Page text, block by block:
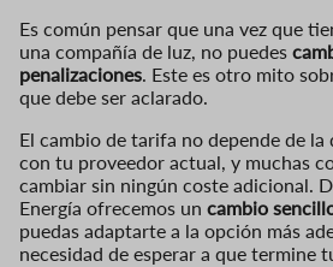
Es común pensar que una vez que
una compañía de luz, no puedes
penalizaciones. Este es otro mito
que debe ser aclarado.
El cambio de tarifa no depende de
con tu proveedor actual, y muchas
cambiar sin ningún coste adicional.
Energía ofrecemos un cambio
puedas adaptarte a la opción más
necesidad de esperar a que termine